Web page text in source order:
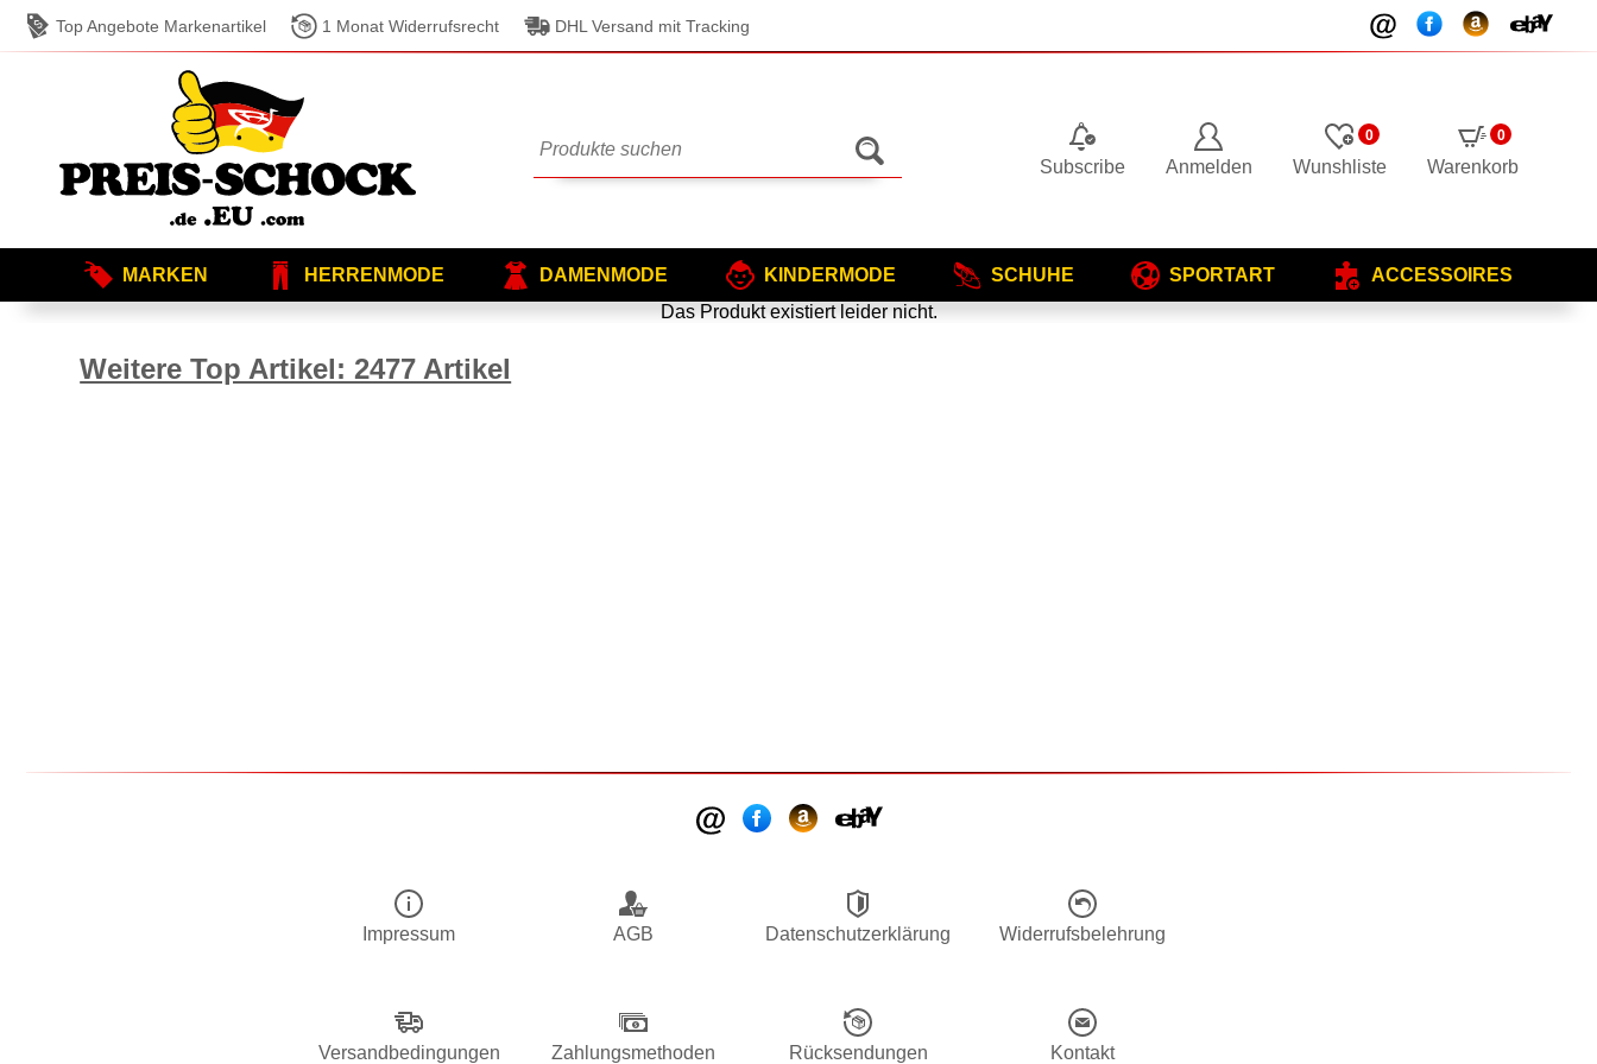
Top Angebote Markenartikel 1 Monat Widerrufsrecht DHL Versand mit Tracking
Subscribe Anmelden Wunshliste
0
Warenkorb
0
MARKEN HERRENMODE DAMENMODE KINDERMODE SCHUHE SPORTART
ACCESSOIRES
Das Produkt existiert leider nicht.
Weitere Top Artikel: 2477 Artikel
Impressum AGB Datenschutzerklärung Widerrufsbelehrung
Versandbedingungen Zahlungsmethoden Rücksendungen Kontakt